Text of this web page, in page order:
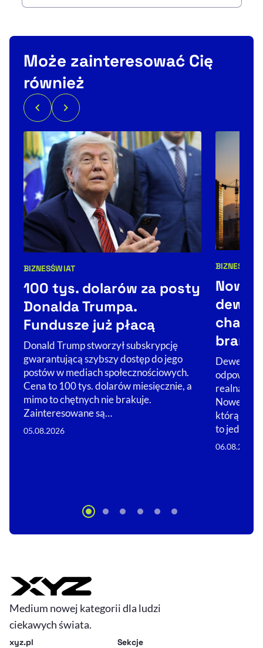
Może zainteresować Cię
również
Kategorie artykułu:
BIZNESŚWIAT
100 tys. dolarów za posty
Donalda Trumpa.
Fundusze już płacą
Donald Trump stworzył subskrypcję
gwarantującą szybszy dostęp do jego
postów w mediach społecznościowych.
Cena to 100 tys. dolarów miesięcznie, a
mimo to chętnych nie brakuje.
Zainteresowane są…
05.08.2026
BIZNES
realną
którą
to jedna z…
06.08.2026
Medium nowej kategorii dla ludzi
ciekawych świata.
xyz.pl Sekcje